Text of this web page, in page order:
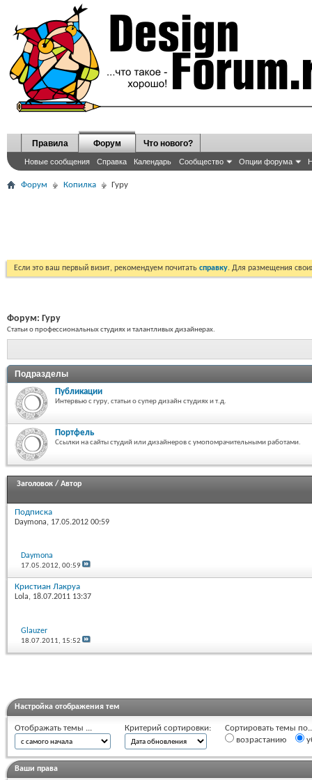
Правила Форум
Новые сообщения Справка Календарь Сообщество Опции форума
Что нового?
Форум Копилка Гуру
Если это ваш первый визит, рекомендуем почитать справку. Для размещения
Форум: Гуру
Статьи о профессиональных студиях и талантливых дизайнерах.
Подразделы
Публикации
Интервью с гуру, статьи о супер дизайн студиях и т.д.
Портфель
Ссылки на сайты студий или дизайнеров с умопомрачительными работами.
Заголовок / Автор
Подписка
Daymona, 17.05.2012 00:59
Daymona
17.05.2012,00:59
Кристиан Лакруа
Lola, 18.07.2011 13:37
Glauzer
18.07.2011, 15:52
Настройка отображения тем
Отображать темы ... Критерий сортировки:
Сортировать темы
возрастанию
Ваши права